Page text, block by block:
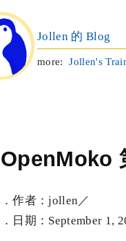
Jollen 的 Blog
more:Jollen's
OpenMoko
．作者：jollen／
．日期：September 1,